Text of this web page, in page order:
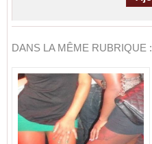
DANS LA MÊME RUBRIQUE :